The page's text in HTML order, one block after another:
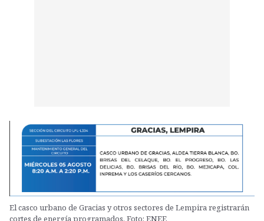
El casco urbano de Gracias y otros sectores de Lempira registrarán